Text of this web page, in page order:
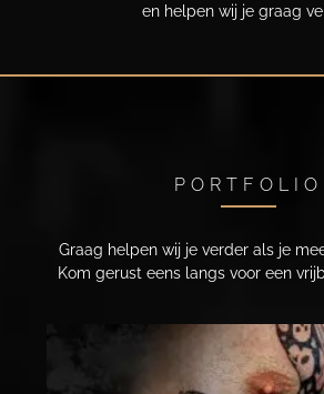
en helpen wij je graag
PORTFOLIO
Graag helpen wij je verder als je
Kom gerust eens langs voor een